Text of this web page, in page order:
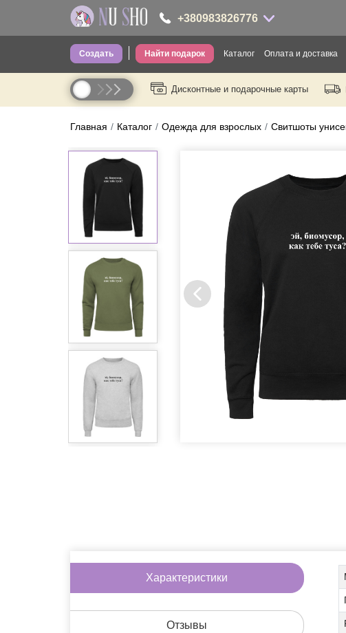
Создать Найти подарок Каталог
Одежда для взрослых
Одежда для детей
Головные уборы
Трусы
Канцелярия
Литература
Очки
Пины
Оплата и доставка
Дисконтные и подарочные карты
+380983826776
+380983826776
----
Главная Каталог Одежда для взрослых Свитшоты
Характеристики
Отзывы